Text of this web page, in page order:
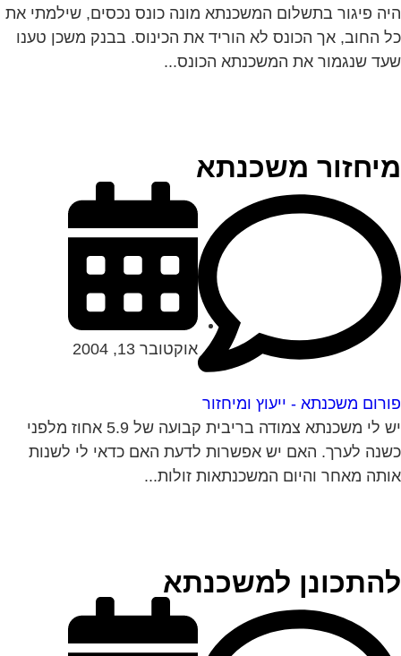
פיגור בתשלום המשכנתא מונה כונס נכסים, שילמתי את
החוב, אך הכונס לא הוריד את הכינוס. בבנק משכן טענו
שנגמור את המשכנתא הכונס...
משכנתא
משכנתא - ייעוץ ומיחזור
אוקטובר 13, 2004
יש לי משכנתא צמודה בריבית קבועה של 5.9 אחוז מלפני
לערך. האם יש אפשרות לדעת האם כדאי לי לשנות
מאחר והיום המשכנתאות זולות...
למשכנתא